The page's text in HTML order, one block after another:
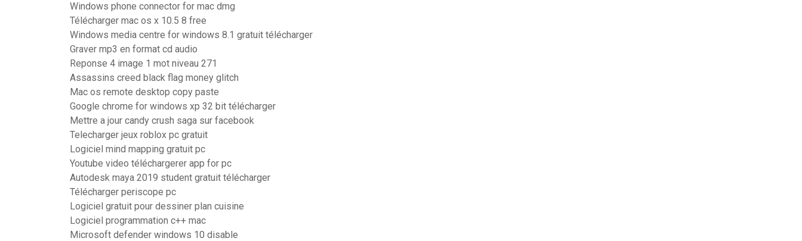
Windows phone connector for mac dmg
Télécharger mac os x 10.5 8 free
Windows media centre for windows 8.1 gratuit télécharger
Graver mp3 en format cd audio
Reponse 4 image 1 mot niveau 271
Assassins creed black flag money glitch
Mac os remote desktop copy paste
Google chrome for windows xp 32 bit télécharger
Mettre a jour candy crush saga sur facebook
Telecharger jeux roblox pc gratuit
Logiciel mind mapping gratuit pc
Youtube video téléchargerer app for pc
Autodesk maya 2019 student gratuit télécharger
Télécharger periscope pc
Logiciel gratuit pour dessiner plan cuisine
Logiciel programmation c++ mac
Microsoft defender windows 10 disable